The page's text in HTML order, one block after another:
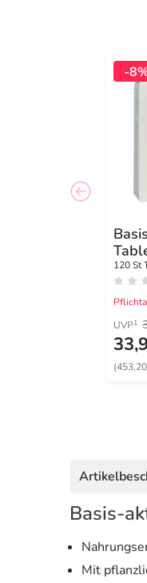
-
120 St
UVP1
Basis-
Mit